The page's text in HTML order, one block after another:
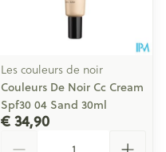
Les couleurs de noir
Couleurs De Noir Cc Cream
Spf30 04 Sand 30ml
€ 34,90